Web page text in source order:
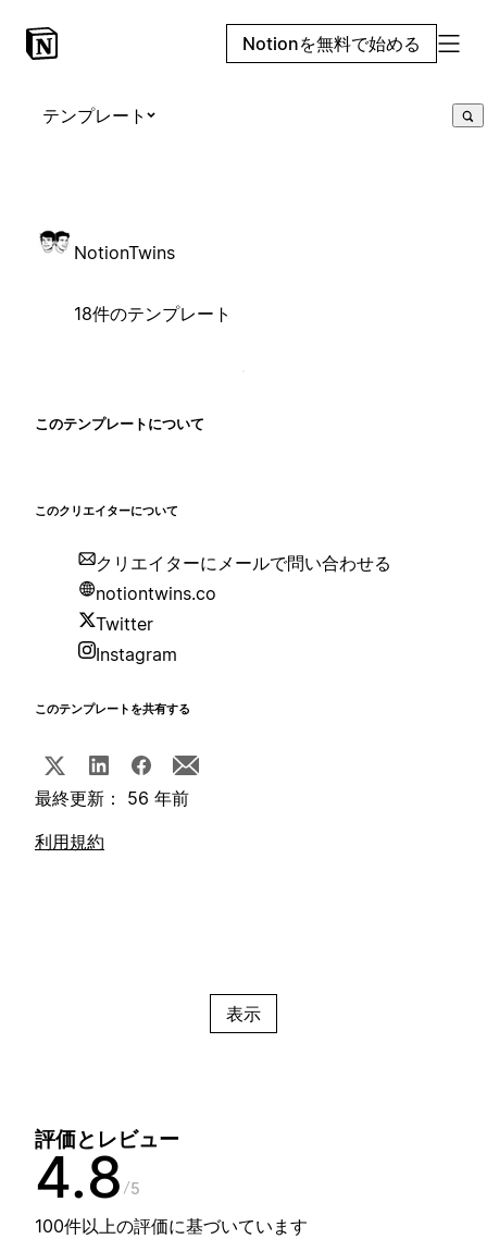
Notionを無料で始める
テンプレート
NotionTwins
18件のテンプレート
このテンプレートについて
このクリエイターについて
クリエイターにメールで問い合わせる
notiontwins.co
Twitter
Instagram
このテンプレートを共有する
最終更新： 56 年前
利用規約
表示
評価とレビュー
4.8 5
100件以上の評価に基づいています